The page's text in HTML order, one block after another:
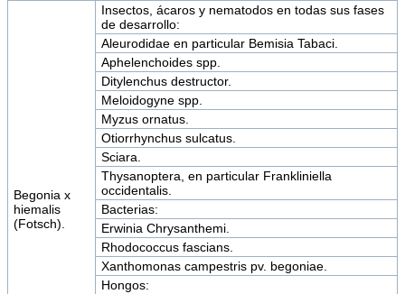
Begonia x
hiemalis
(Fotsch).
Insectos, ácaros y nematodos en todas sus fases
de desarrollo:
Aleurodidae en particular Bemisia Tabaci.
Aphelenchoides spp.
Ditylenchus destructor.
Meloidogyne spp.
Myzus ornatus.
Otiorrhynchus sulcatus.
Sciara.
Thysanoptera, en particular Frankliniella
occidentalis.
Bacterias:
Erwinia Chrysanthemi.
Rhodococcus fascians.
Xanthomonas campestris pv. begoniae.
Hongos: